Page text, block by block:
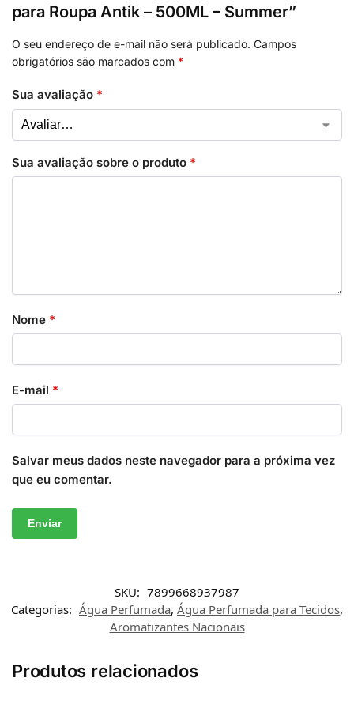
para Roupa Antik – 500ML – Summer”
O seu endereço de e-mail não será publicado. Campos
obrigatórios são marcados com *
Sua avaliação *
Sua avaliação sobre o produto *
Nome *
E-mail *
Salvar meus dados neste navegador para a próxima vez
que eu comentar.
SKU: 7899668937987
Categorias: Água Perfumada, Água Perfumada para Tecidos,
Aromatizantes Nacionais
Produtos relacionados